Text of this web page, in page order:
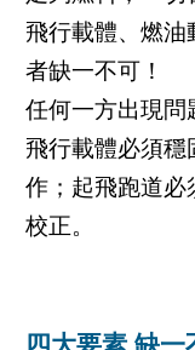
飛行載體、燃油
者缺一不可！
任何一方出現問
飛行載體必須穩
作；起飛跑道必
校正。